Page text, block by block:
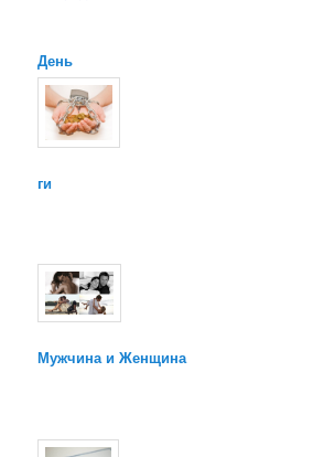
День
ги
Мужчина и Женщина